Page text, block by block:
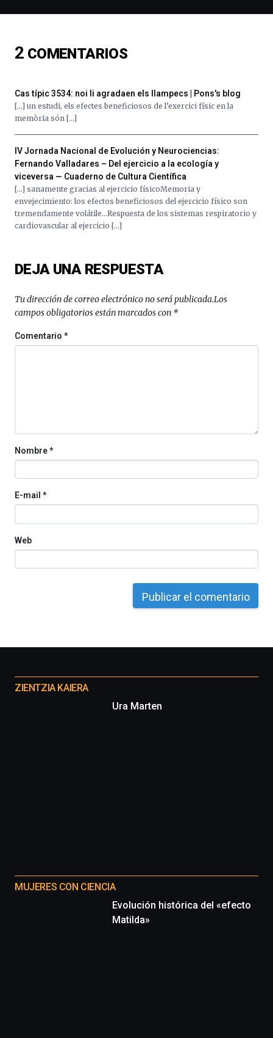
ciencia
de
4
de
octubre.
organizada
por
la
Cátedra…
2 COMENTARIOS
Cas típic 3534: noi li agradaen els llampecs | Pons's blog
[…] un estudi, els efectes beneficiosos de l’exercici físic en la
memòria són […]
IV Jornada Nacional de Evolución y Neurociencias:
Fernando Valladares – Del ejercicio a la ecología y
viceversa — Cuaderno de Cultura Científica
[…] sanamente gracias al ejercicio físicoMemoria y
envejecimiento: los efectos beneficiosos del ejercicio físico son
tremendamente volátile…Respuesta de los sistemas respiratorio y
cardiovascular al ejercicio […]
DEJA UNA RESPUESTA
Tu dirección de correo electrónico no será publicada.Los
campos obligatorios están marcados con *
Comentario*
Nombre*
E-mail *
Web
proyectos
ZIENTZIA KAIERA
Ura Marten
MUJERES CON CIENCIA
Evolución histórica del «efecto
Matilda»